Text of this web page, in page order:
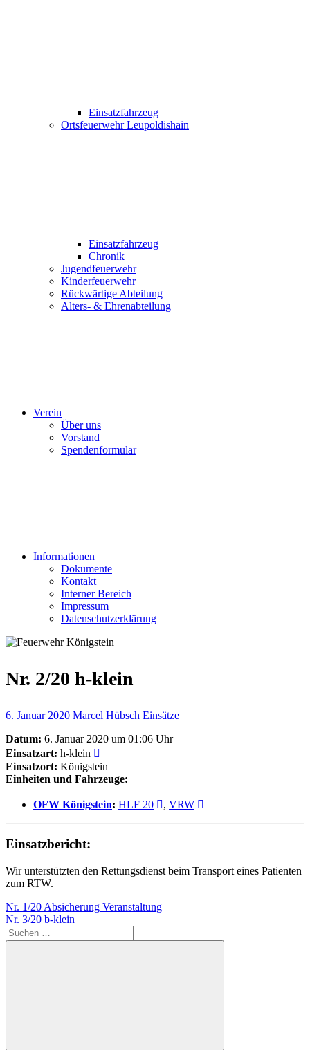
Einsatzfahrzeug
Ortsfeuerwehr Leupoldishain
Einsatzfahrzeug
Chronik
Jugendfeuerwehr
Kinderfeuerwehr
Rückwärtige Abteilung
Alters- & Ehrenabteilung
Verein
Über uns
Vorstand
Spendenformular
Informationen
Dokumente
Kontakt
Interner Bereich
Impressum
Datenschutzerklärung
Nr. 2/20 h-klein
6. Januar 2020 Marcel Hübsch Einsätze
Datum: 6. Januar 2020 um 01:06 Uhr
Einsatzart: h-klein
Einsatzort: Königstein
Einheiten und Fahrzeuge:
OFW Königstein: HLF 20 , VRW
Einsatzbericht:
Wir unterstützten den Rettungsdienst beim Transport eines Patienten
zum RTW.
Beitragsnavigation
Vorheriger
Beitrag:
Nr. 1/20 Absicherung Veranstaltung
Nächster
Beitrag:
Nr. 3/20 b-klein
Suchen
nach: